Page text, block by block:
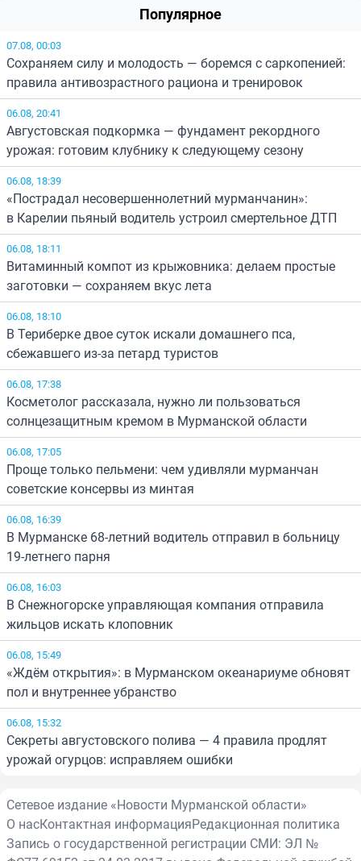
Популярное
07.08, 00:03
Сохраняем силу и молодость — боремся с саркопенией:
правила антивозрастного рациона и тренировок
06.08, 20:41
Августовская подкормка — фундамент рекордного
урожая: готовим клубнику к следующему сезону
06.08, 18:39
«Пострадал несовершеннолетний мурманчанин»:
в Карелии пьяный водитель устроил смертельное ДТП
06.08, 18:11
Витаминный компот из крыжовника: делаем простые
заготовки — сохраняем вкус лета
06.08, 18:10
В Териберке двое суток искали домашнего пса,
сбежавшего из-за петард туристов
06.08, 17:38
Косметолог рассказала, нужно ли пользоваться
солнцезащитным кремом в Мурманской области
06.08, 17:05
Проще только пельмени: чем удивляли мурманчан
советские консервы из минтая
06.08, 16:39
В Мурманске 68-летний водитель отправил в больницу
19-летнего парня
06.08, 16:03
В Снежногорске управляющая компания отправила
жильцов искать клоповник
06.08, 15:49
«Ждём открытия»: в Мурманском океанариуме обновят
пол и внутреннее убранство
06.08, 15:32
Секреты августовского полива — 4 правила продлят
урожай огурцов: исправляем ошибки
Сетевое издание «Новости Мурманской области»
О насКонтактная информацияРедакционная политика
Запись о государственной регистрации СМИ: ЭЛ №